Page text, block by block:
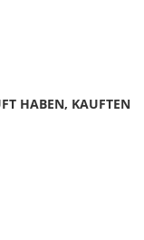
HABEN, KAUFTEN